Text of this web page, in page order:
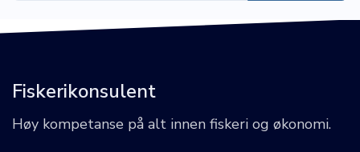
Fiskerikonsulent
Høy kompetanse på alt innen fiskeri og økonomi.